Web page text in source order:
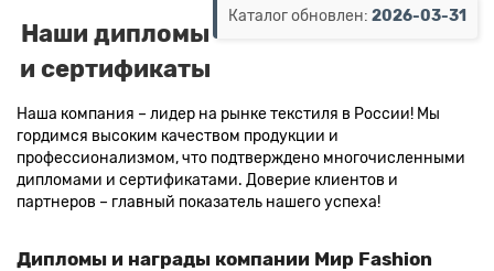
Каталог обновлен: 2026-03-31
Наши дипломы
и сертификаты
Наша компания – лидер на рынке текстиля в России! Мы
гордимся высоким качеством продукции и
профессионализмом, что подтверждено многочисленными
дипломами и сертификатами. Доверие клиентов и
партнеров – главный показатель нашего успеха!
Дипломы и награды компании Мир Fashion